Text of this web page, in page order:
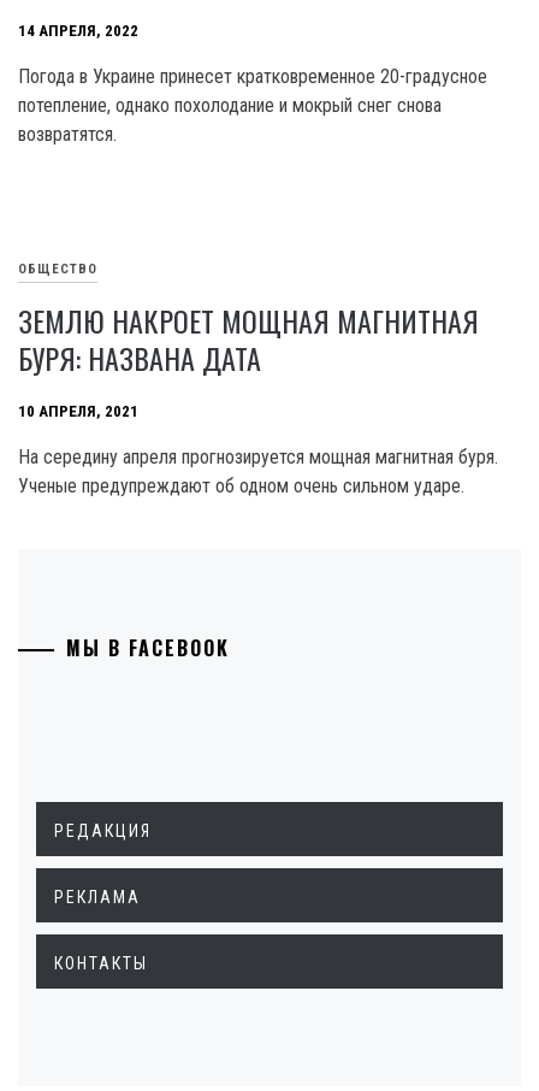
14 АПРЕЛЯ, 2022
Погода в Украине принесет кратковременное 20-градусное
потепление, однако похолодание и мокрый снег снова
возвратятся.
ОБЩЕСТВО
ЗЕМЛЮ НАКРОЕТ МОЩНАЯ МАГНИТНАЯ
БУРЯ: НАЗВАНА ДАТА
10 АПРЕЛЯ, 2021
На середину апреля прогнозируется мощная магнитная буря.
Ученые предупреждают об одном очень сильном ударе.
МЫ В FACEBOOK
РЕДАКЦИЯ
РЕКЛАМА
КОНТАКТЫ